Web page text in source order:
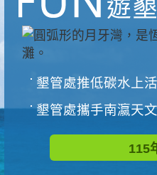
墾管處推低碳水上活
墾管處攜手南瀛天文館
115